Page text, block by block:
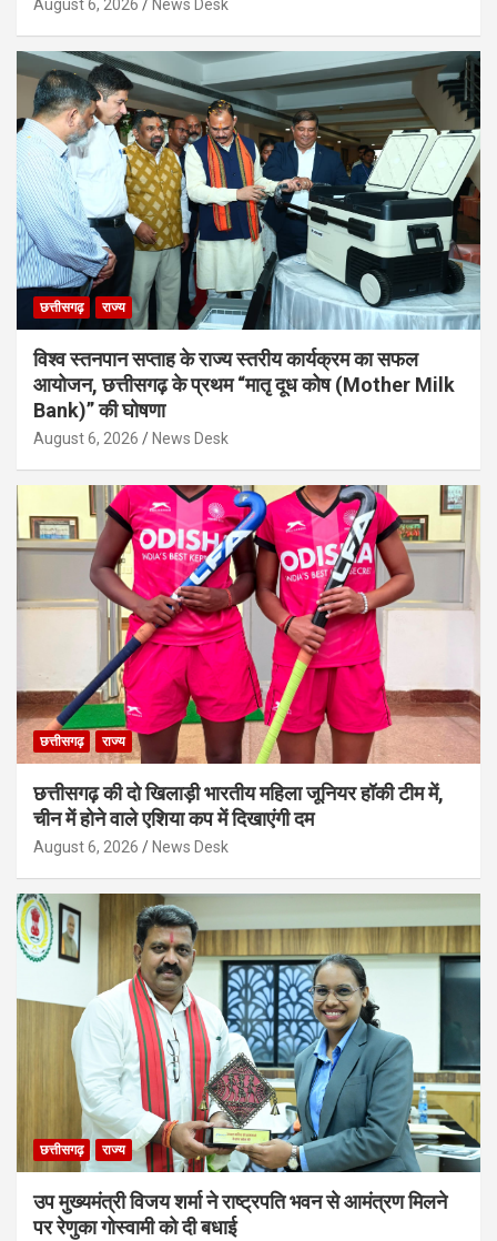
August 6, 2026 News Desk
छत्तीसगढ़ राज्य
विश्व स्तनपान सप्ताह के राज्य स्तरीय कार्यक्रम का सफल
आयोजन, छत्तीसगढ़ के प्रथम “मातृ दूध कोष (Mother Milk
Bank)” की घोषणा
August 6, 2026 News Desk
छत्तीसगढ़ राज्य
छत्तीसगढ़ की दो खिलाड़ी भारतीय महिला जूनियर हॉकी टीम में,
चीन में होने वाले एशिया कप में दिखाएंगी दम
August 6, 2026 News Desk
छत्तीसगढ़ राज्य
उप मुख्यमंत्री विजय शर्मा ने राष्ट्रपति भवन से आमंत्रण मिलने
पर रेणुका गोस्वामी को दी बधाई